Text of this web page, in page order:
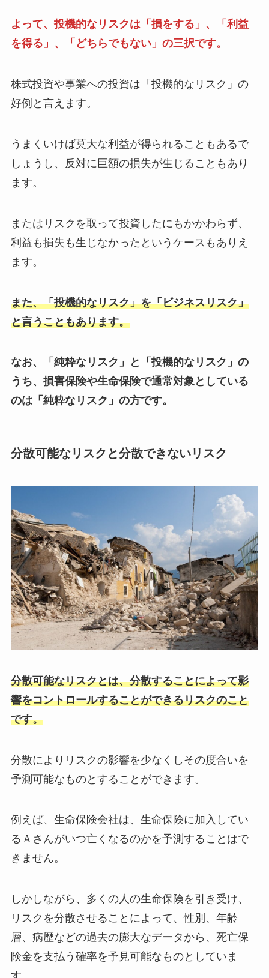
よって、投機的なリスクは「損をする」、「利益
を得る」、「どちらでもない」の三択です。
株式投資や事業への投資は「投機的なリスク」の
好例と言えます。
うまくいけば莫大な利益が得られることもあるで
しょうし、反対に巨額の損失が生じることもあり
ます。
またはリスクを取って投資したにもかかわらず、
利益も損失も生じなかったというケースもありえ
ます。
また、「投機的なリスク」を「ビジネスリスク」
と言うこともあります。
なお、「純粋なリスク」と「投機的なリスク」の
うち、損害保険や生命保険で通常対象としている
のは「純粋なリスク」の方です。
分散可能なリスクと分散できないリスク
分散可能なリスクとは、分散することによって影
響をコントロールすることができるリスクのこと
です。
分散によりリスクの影響を少なくしその度合いを
予測可能なものとすることができます。
例えば、生命保険会社は、生命保険に加入してい
るＡさんがいつ亡くなるのかを予測することはで
きません。
しかしながら、多くの人の生命保険を引き受け、
リスクを分散させることによって、性別、年齢
層、病歴などの過去の膨大なデータから、死亡保
険金を支払う確率を予見可能なものとしていま